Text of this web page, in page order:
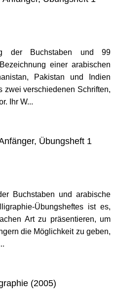
der Buchstaben und 99
einer arabischen
Pakistan und Indien
zwei verschiedenen Schriften,
Ihr W...
Übungsheft 1
Buchstaben und arabische
Übungsheftes ist es,
Art zu präsentieren, um
die Möglichkeit zu geben,
(2005)